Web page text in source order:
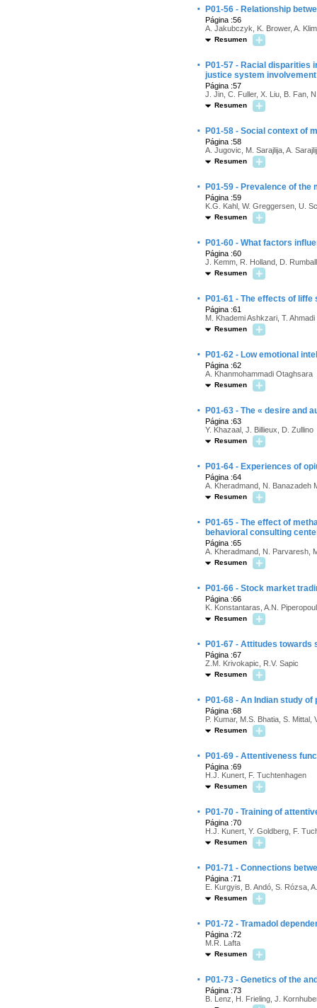
· P01-56 - Relationship
Página :56
A. Jakubczyk, K. Brower, A.
Resumen
·
P01-57 - Racial disparities
justice system involvement
Página :57
J. Jin, C. Fuller, X. Liu, B. Fan,
Resumen
· P01-58 - Social context of
Página :58
A. Jugovic, M. Sarajlija, A.
Resumen
· P01-59 - Prevalence of
Página :59
K.G. Kahl, W. Greggersen, U.
Resumen
· P01-60 - What factors
Página :60
J. Kemm, R. Holland, D. Rumball
Resumen
· P01-61 - The effects of
Página :61
M. Khademi Ashkzari, T.
Resumen
· P01-62 - Low emotional
Página :62
A. Khanmohammadi Otaghsara
Resumen
· P01-63 - The « desire and
Página :63
Y. Khazaal, J. Billieux, D. Zullino
Resumen
· P01-64 - Experiences of
Página :64
A. Kheradmand, N. Banazadeh
Resumen
·
P01-65 - The effect of
behavioral consulting
Página :65
A. Kheradmand, N. Parvaresh,
Resumen
· P01-66 - Stock market
Página :66
K. Konstantaras, A.N.
Resumen
· P01-67 - Attitudes towards
Página :67
Z.M. Krivokapic, R.V. Sapic
Resumen
· P01-68 - An Indian study
Página :68
P. Kumar, M.S. Bhatia, S. Mittal,
Resumen
· P01-69 - Attentiveness
Página :69
H.J. Kunert, F. Tuchtenhagen
Resumen
· P01-70 - Training of
Página :70
H.J. Kunert, Y. Goldberg, F.
Resumen
· P01-71 - Connections
Página :71
E. Kurgyis, B. Andó, S. Rózsa,
Resumen
· P01-72 - Tramadol
Página :72
M.R. Lafta
Resumen
· P01-73 - Genetics of the
Página :73
B. Lenz, H. Frieling, J.